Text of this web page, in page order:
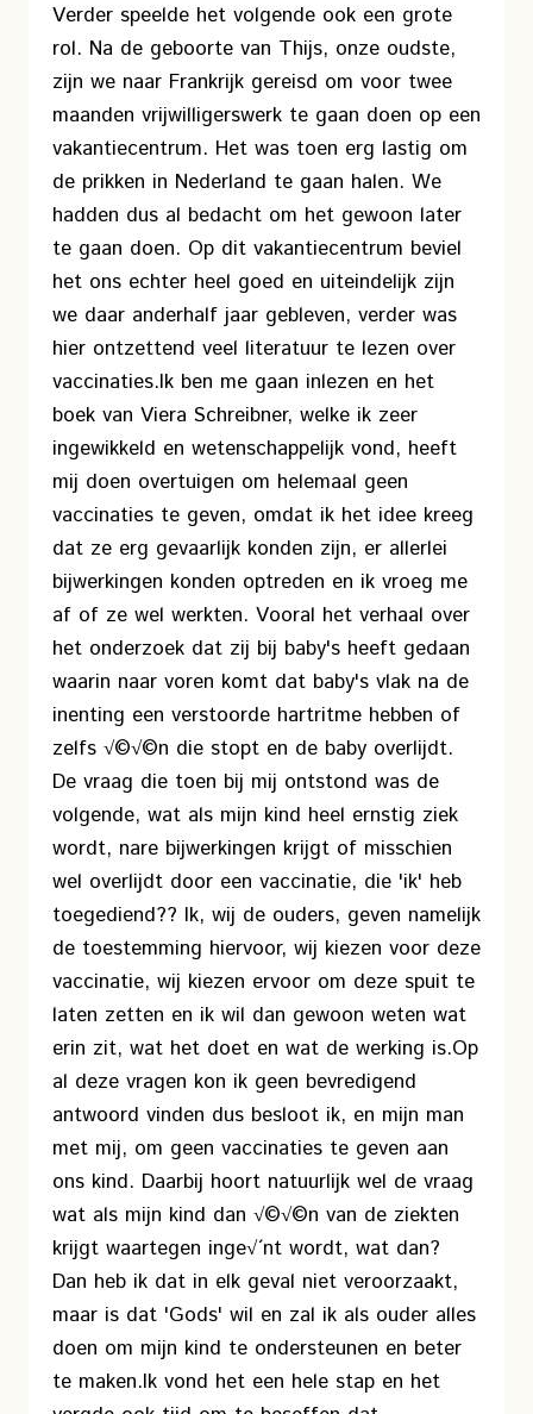
Verder speelde het volgende ook een grote
rol. Na de geboorte van Thijs, onze oudste,
zijn we naar Frankrijk gereisd om voor twee
maanden vrijwilligerswerk te gaan doen op een
vakantiecentrum. Het was toen erg lastig om
de prikken in Nederland te gaan halen. We
hadden dus al bedacht om het gewoon later
te gaan doen. Op dit vakantiecentrum beviel
het ons echter heel goed en uiteindelijk zijn
we daar anderhalf jaar gebleven, verder was
hier ontzettend veel literatuur te lezen over
vaccinaties.Ik ben me gaan inlezen en het
boek van Viera Schreibner, welke ik zeer
ingewikkeld en wetenschappelijk vond, heeft
mij doen overtuigen om helemaal geen
vaccinaties te geven, omdat ik het idee kreeg
dat ze erg gevaarlijk konden zijn, er allerlei
bijwerkingen konden optreden en ik vroeg me
af of ze wel werkten. Vooral het verhaal over
het onderzoek dat zij bij baby's heeft gedaan
waarin naar voren komt dat baby's vlak na de
inenting een verstoorde hartritme hebben of
zelfs √©√©n die stopt en de baby overlijdt.
De vraag die toen bij mij ontstond was de
volgende, wat als mijn kind heel ernstig ziek
wordt, nare bijwerkingen krijgt of misschien
wel overlijdt door een vaccinatie, die 'ik' heb
toegediend?? Ik, wij de ouders, geven namelijk
de toestemming hiervoor, wij kiezen voor deze
vaccinatie, wij kiezen ervoor om deze spuit te
laten zetten en ik wil dan gewoon weten wat
erin zit, wat het doet en wat de werking is.Op
al deze vragen kon ik geen bevredigend
antwoord vinden dus besloot ik, en mijn man
met mij, om geen vaccinaties te geven aan
ons kind. Daarbij hoort natuurlijk wel de vraag
wat als mijn kind dan √©√©n van de ziekten
krijgt waartegen inge√´nt wordt, wat dan?
Dan heb ik dat in elk geval niet veroorzaakt,
maar is dat 'Gods' wil en zal ik als ouder alles
doen om mijn kind te ondersteunen en beter
te maken.Ik vond het een hele stap en het